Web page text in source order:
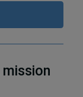
mission